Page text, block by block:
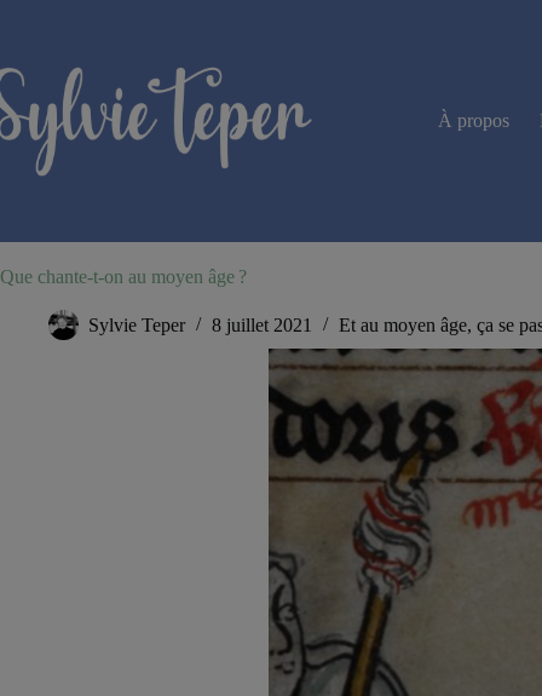
À propos
Que chante-t-on au moyen âge ?
Sylvie Teper 8 juillet 2021 Et au moyen âge, ça se